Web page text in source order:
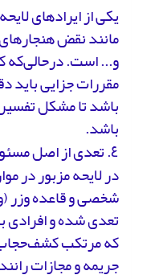
یکی از ایرادهای
مانند نقض
و... است. درحالی‌که
مقررات جزایی باید
باشد تا مشکل
باشد.
٤. تعدی از اصل مسئولیت شخصی.
در لایحه مزبور در
شخصی و قاعده وزر
تعدی شده و
که مرتکب
جریمه و مجازات